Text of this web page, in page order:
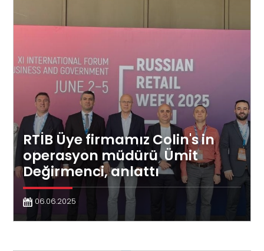
RTİB Üye firmamız Colin's in
operasyon müdürü Ümit
Değirmenci, anlattı
06.06.2025